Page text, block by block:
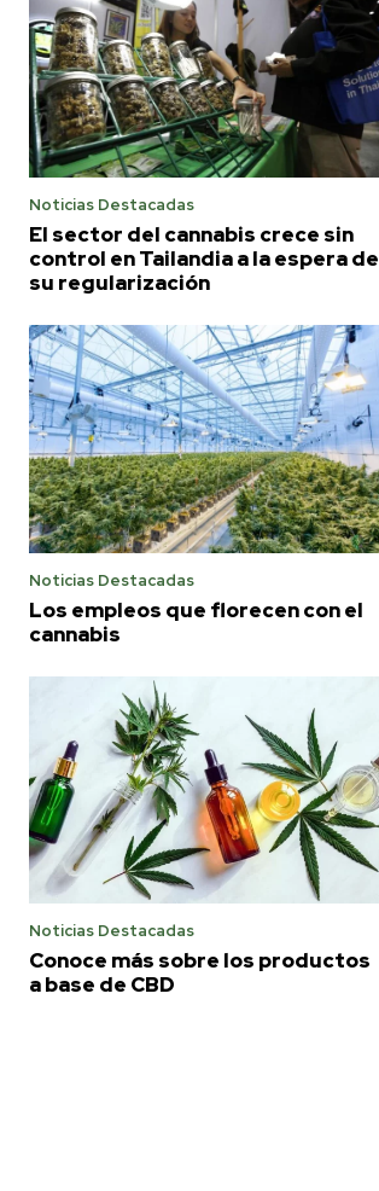
Noticias Destacadas
El sector del cannabis crece sin
control en Tailandia a la espera de
su regularización
Noticias Destacadas
Los empleos que florecen con el
cannabis
Noticias Destacadas
Conoce más sobre los productos
a base de CBD